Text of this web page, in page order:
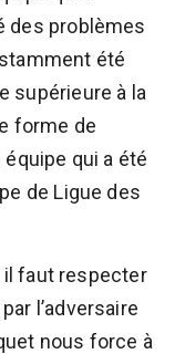
des problèmes
été
supérieure à la
forme de
équipe qui a été
de Ligue des
il faut respecter
l’adversaire
nous force à